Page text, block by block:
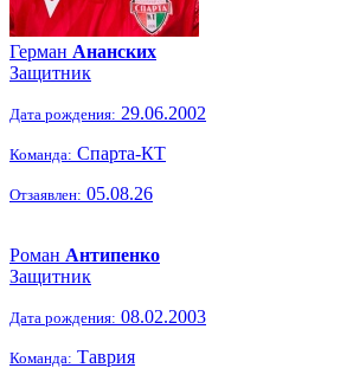
Герман Ананских
Защитник
Дата рождения: 29.06.2002
Команда: Спарта-КТ
Отзаявлен: 05.08.26
Роман Антипенко
Защитник
Дата рождения: 08.02.2003
Команда: Таврия